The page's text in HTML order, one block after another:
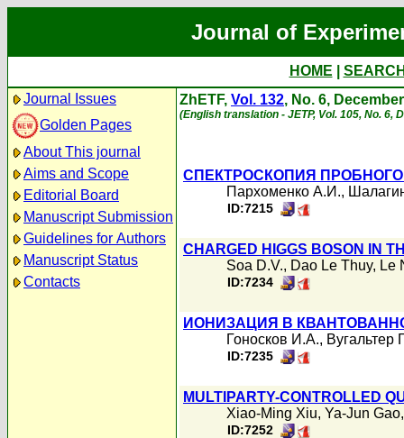
Journal of
HOME
Journal Issues
Golden Pages
About This journal
Aims and Scope
Editorial Board
Manuscript Submission
Guidelines for Authors
Manuscript Status
Contacts
ZhETF, Vol. 132, No. 6,
(English translation - JETP, Vol. 105, No. 6,
СПЕКТРОСКОПИЯ
Пархоменко А.И.,
ID:7215
CHARGED HIGGS BOSON IN
Soa D.V., Dao Le Thuy, Le
ID:7234
ИОНИЗАЦИЯ В
Гоносков И.А., Вугальтер
ID:7235
MULTIPARTY-CONTROLLED
Xiao-Ming Xiu, Ya-Jun Gao
ID:7252